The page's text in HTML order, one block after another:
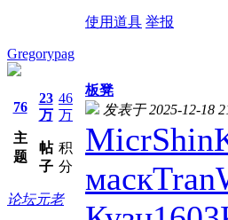
使用道具 举报
Gregorypag
76
主
题
23
万
帖
子
46
万
积
分
论坛元老
板凳
发表于 2025-12-18
MicrShin
маскTran